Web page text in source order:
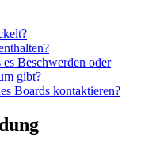
Beschwerden oder
gibt?
Boards kontaktieren?